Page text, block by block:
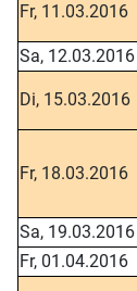
Fr, 11.03.2016
Sa, 12.03.2016
Di, 15.03.2016
Fr, 18.03.2016
Sa, 19.03.2016
Fr, 01.04.2016